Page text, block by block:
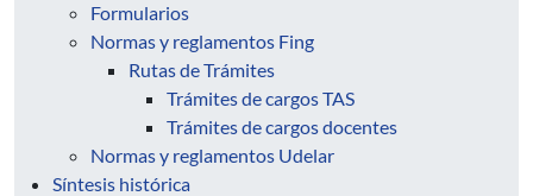
Formularios
Normas y reglamentos Fing
Rutas de Trámites
Trámites de cargos TAS
Trámites de cargos docentes
Normas y reglamentos Udelar
Síntesis histórica